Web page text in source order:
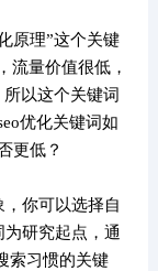
原理”这个关键
流量价值很低，
以这个关键词
优化关键词如
更低？
你可以选择自
研究起点，通
索习惯的关键